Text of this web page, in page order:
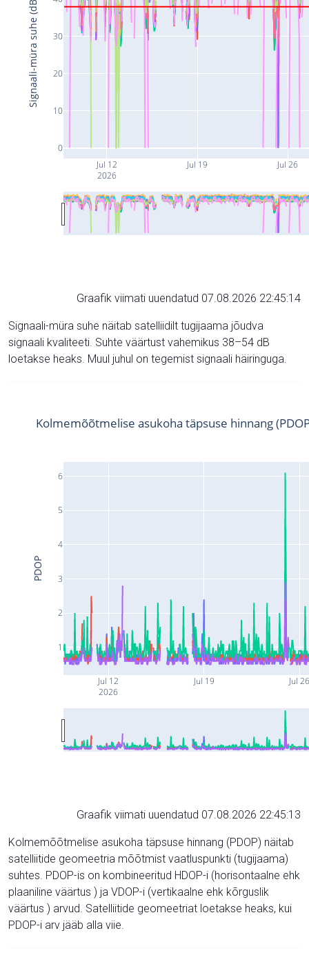
Jul 12
2026
Jul 19 Jul 26
0
10
20
30
Signaali-müra suhe (dB)
Graafik viimati uuendatud 07.08.2026 22:45:14
Signaali-müra suhe näitab satelliidilt tugijaama jõudva
signaali kvaliteeti. Suhte väärtust vahemikus 38–54 dB
loetakse heaks. Muul juhul on tegemist signaali häiringuga.
Jul 12
2026
Jul 19 Jul
1
2
3
4
5
6
Kolmemõõtmelise asukoha täpsuse hinnang
PDOP
Graafik viimati uuendatud 07.08.2026 22:45:13
Kolmemõõtmelise asukoha täpsuse hinnang (PDOP) näitab
satelliitide geomeetria mõõtmist vaatluspunkti (tugijaama)
suhtes. PDOP-is on kombineeritud HDOP-i (horisontaalne ehk
plaaniline väärtus ) ja VDOP-i (vertikaalne ehk kõrguslik
väärtus ) arvud. Satelliitide geomeetriat loetakse heaks, kui
PDOP-i arv jääb alla viie.